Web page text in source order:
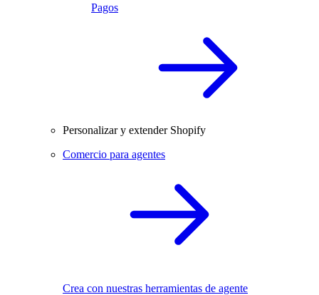
Pagos
Personalizar y extender Shopify
Comercio para agentes
Crea con nuestras herramientas de agente